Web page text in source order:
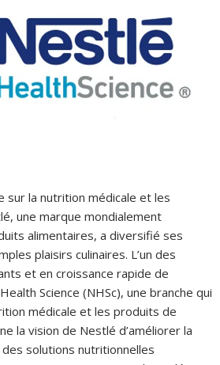
sur la nutrition médicale et les
une marque mondialement
alimentaires, a diversifié ses
plaisirs culinaires. L’un des
et en croissance rapide de
Science (NHSc), une branche qui
médicale et les produits de
la vision de Nestlé d’améliorer la
solutions nutritionnelles